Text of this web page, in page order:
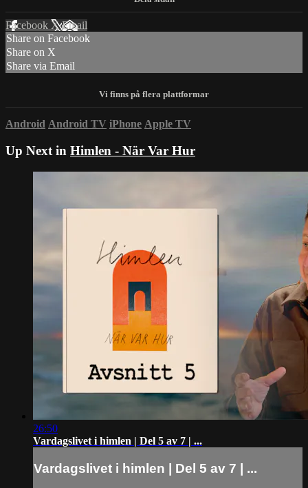
Facebook XEmail
Share on Facebook
Share on X
Share via Email
Android Android TV iPhone Apple TV
Up Next in Himlen - När Var Hur
26:50
Vardagslivet i himlen | Del 5 av 7 | ...
Vardagslivet i himlen | Del 5 av 7 | ...